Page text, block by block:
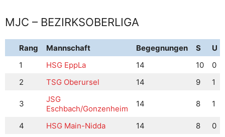
MJC – BEZIRKSOBERLIGA
Rang Mannschaft Begegnungen S
U
1
HSG EppLa 14 10
0
2
TSG Oberursel 14 9 1
3
JSG
Eschbach/Gonzenheim
14 8 1
4 HSG Main-Nidda 14 8
0